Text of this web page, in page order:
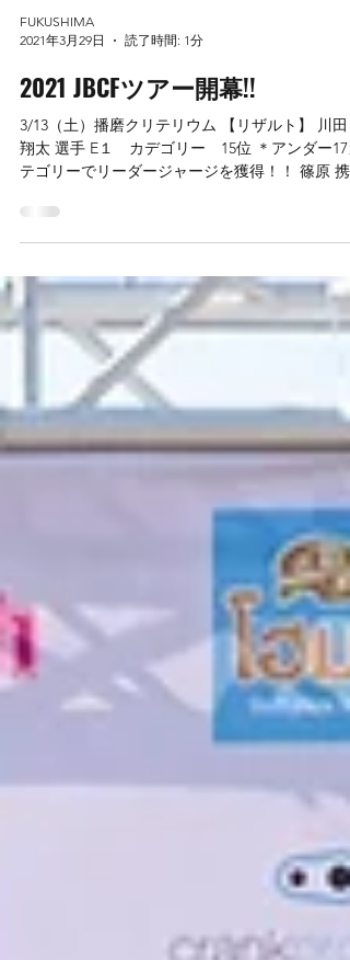
2021年3月29日
読了時間: 1分
2021 JBCFツアー開幕!!
3/13（土）播磨クリテリウム 【リザルト】 川
テゴリーでリーダージャージを獲得！！ 篠原 携
選手 E2カテゴリー ３位入賞 ＊写真はありません
ムでスタートした寺田吉騎選...